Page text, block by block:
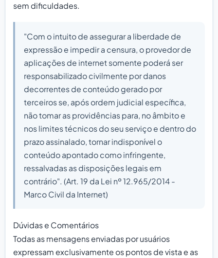
sem dificuldades.
"Com o intuito de assegurar a liberdade de
expressão e impedir a censura, o provedor de
aplicações de internet somente poderá ser
responsabilizado civilmente por danos
decorrentes de conteúdo gerado por
terceiros se, após ordem judicial específica,
não tomar as providências para, no âmbito e
nos limites técnicos do seu serviço e dentro do
prazo assinalado, tornar indisponível o
conteúdo apontado como infringente,
ressalvadas as disposições legais em
contrário". (Art. 19 da Lei nº 12.965/2014 -
Marco Civil da Internet)
Dúvidas e Comentários
Todas as mensagens enviadas por usuários
expressam exclusivamente os pontos de vista e as